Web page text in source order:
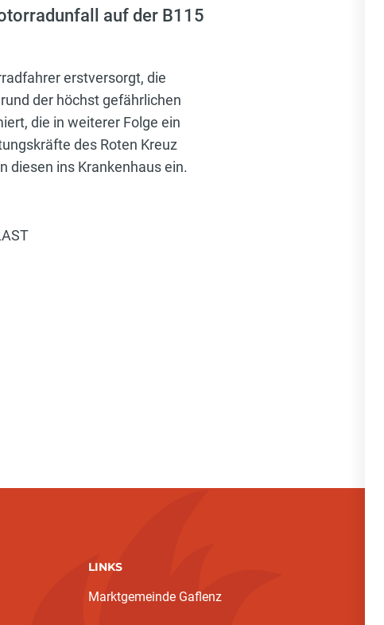
auf der B115
erstversorgt, die
der höchst gefährlichen
die in weiterer Folge ein
des Roten Kreuz
diesen ins Krankenhaus ein.
LINKS
Marktgemeinde Gaflenz